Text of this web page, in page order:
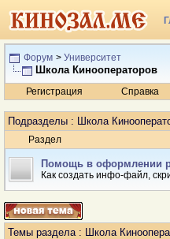
Форум > Университет
Школа Кинооператоров
Регистрация Справка
Подразделы : Школа
Раздел
Помощь в оформлении
Как создать инфо-файл,
Темы раздела: Школа